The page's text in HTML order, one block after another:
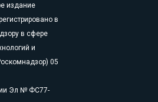
издание
в
в сфере
и
05
Эл № ФС77-